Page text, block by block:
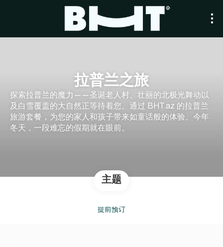
拉普兰之旅
探索拉普兰的魔力——圣诞老人村、壮丽的北极光舞动以
及白雪覆盖的大自然正等待着您。通过 BHT.az 的拉普兰
旅游套餐，为您的家人和孩子带来如童话般的体验。今年
冬天，一段难忘的假期就在眼前。
主题
提前预订